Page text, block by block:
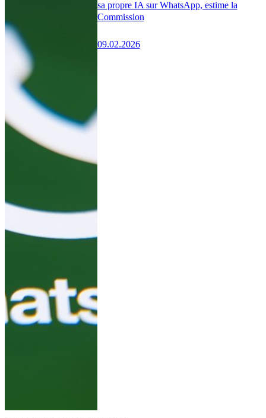
sa propre IA sur WhatsApp, estime la
Commission
09.02.2026